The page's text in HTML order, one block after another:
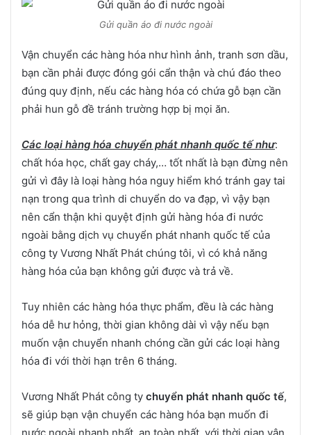
Gửi quần áo đi nước ngoài
Vận chuyển các hàng hóa như hình ảnh, tranh sơn dầu,
bạn cần phải được đóng gói cẩn thận và chú đáo theo
đúng quy định, nếu các hàng hóa có chứa gỗ bạn cần
phải hun gỗ đề tránh trường hợp bị mọi ăn.
Các loại hàng hóa chuyển phát nhanh quốc tế như:
chất hóa học, chất gay cháy,… tốt nhất là bạn đừng nên
gửi vì đây là loại hàng hóa nguy hiểm khó tránh gay tai
nạn trong qua trình di chuyển do va đạp, vì vậy bạn
nên cẩn thận khi quyệt định gửi hàng hóa đi nước
ngoài bằng dịch vụ chuyển phát nhanh quốc tế của
công ty Vương Nhất Phát chúng tôi, vì có khả năng
hàng hóa của bạn không gửi được và trả về.
Tuy nhiên các hàng hóa thực phẩm, đều là các hàng
hóa dễ hư hỏng, thời gian không dài vì vậy nếu bạn
muốn vận chuyển nhanh chóng cần gửi các loại hàng
hóa đi với thời hạn trên 6 tháng.
Vương Nhất Phát công ty chuyển phát nhanh quốc tế,
sẽ giúp bạn vận chuyển các hàng hóa bạn muốn đi